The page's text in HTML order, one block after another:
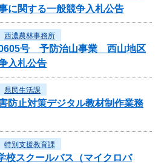
に関する一般競争入札公告
西濃農林事務所
0605号 予防治山事業 西山地区
入札公告
県民生活課
防止対策デジタル教材制作業務
特別支援教育課
校スクールバス（マイクロバ